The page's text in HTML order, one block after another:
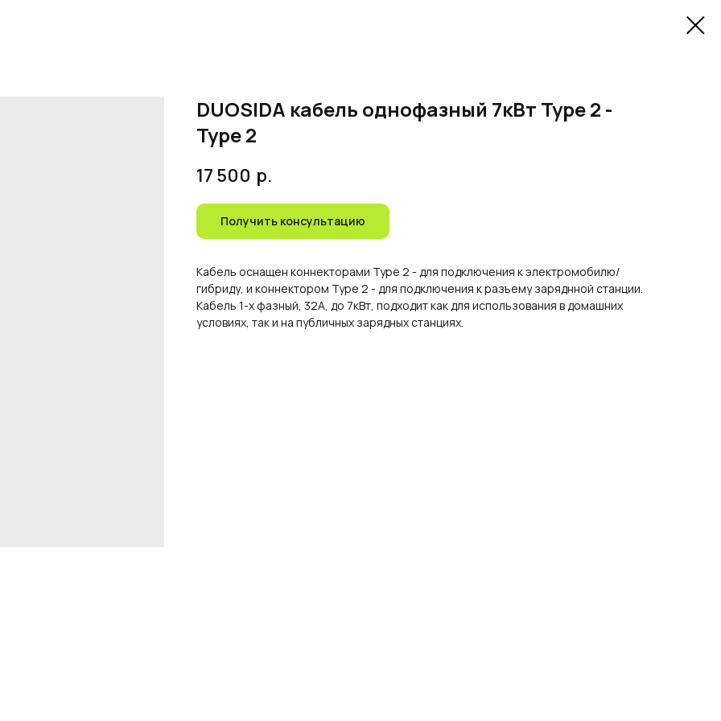
DUOSIDA кабель однофазный 7кВт Type 2 -
Type 2
17 500 р.
Получить консультацию
Кабель оснащен коннекторами Type 2 - для подключения к электромобилю/
гибриду, и коннектором Type 2 - для подключения к разъему заряднной станции.
Кабель 1-х фазный, 32А, до 7кВт, подходит как для использования в домашних
условиях, так и на публичных зарядных станциях.